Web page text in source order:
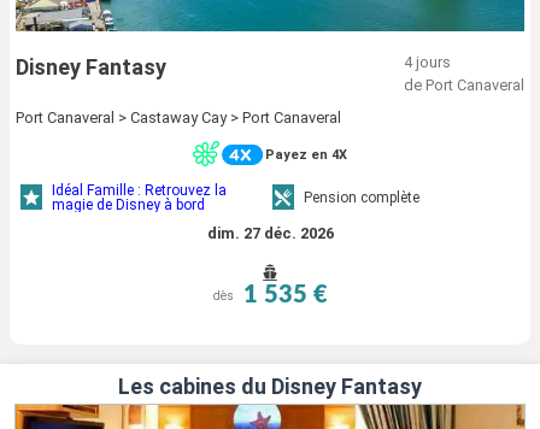
Disney Fantasy
4 jours
de Port Canaveral
Port Canaveral > Castaway Cay > Port Canaveral
Payez en 4X
Idéal Famille : Retrouvez la
magie de Disney à bord
Pension complète
dim. 27 déc. 2026
dès 1 535 €
Les cabines du Disney Fantasy